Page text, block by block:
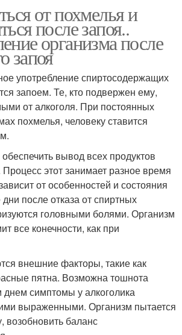
от похмелья и
после запоя..
организма после
запоя
употребление спиртосодержащих
запоем. Те, кто подвержен ему,
от алкоголя. При постоянных
похмелья, человеку ставится
вывод всех продуктов
Процесс этот занимает разное время
от особенностей и состояния
после отказа от спиртных
головными болями. Организм
все конечности, как при
внешние факторы, такие как
пятна. Возможна тошнота
симптомы у алкоголика
выраженными. Организм пытается
возобновить баланс